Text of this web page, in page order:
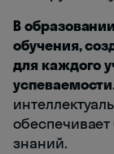
В
обучения,
для каждого
знаний.